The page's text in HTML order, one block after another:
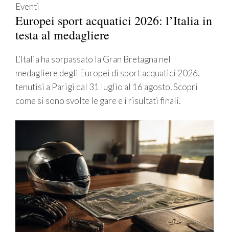
Eventi
Europei sport acquatici 2026: l’Italia in
testa al medagliere
L’Italia ha sorpassato la Gran Bretagna nel
medagliere degli Europei di sport acquatici 2026,
tenutisi a Parigi dal 31 luglio al 16 agosto. Scopri
come si sono svolte le gare e i risultati finali.